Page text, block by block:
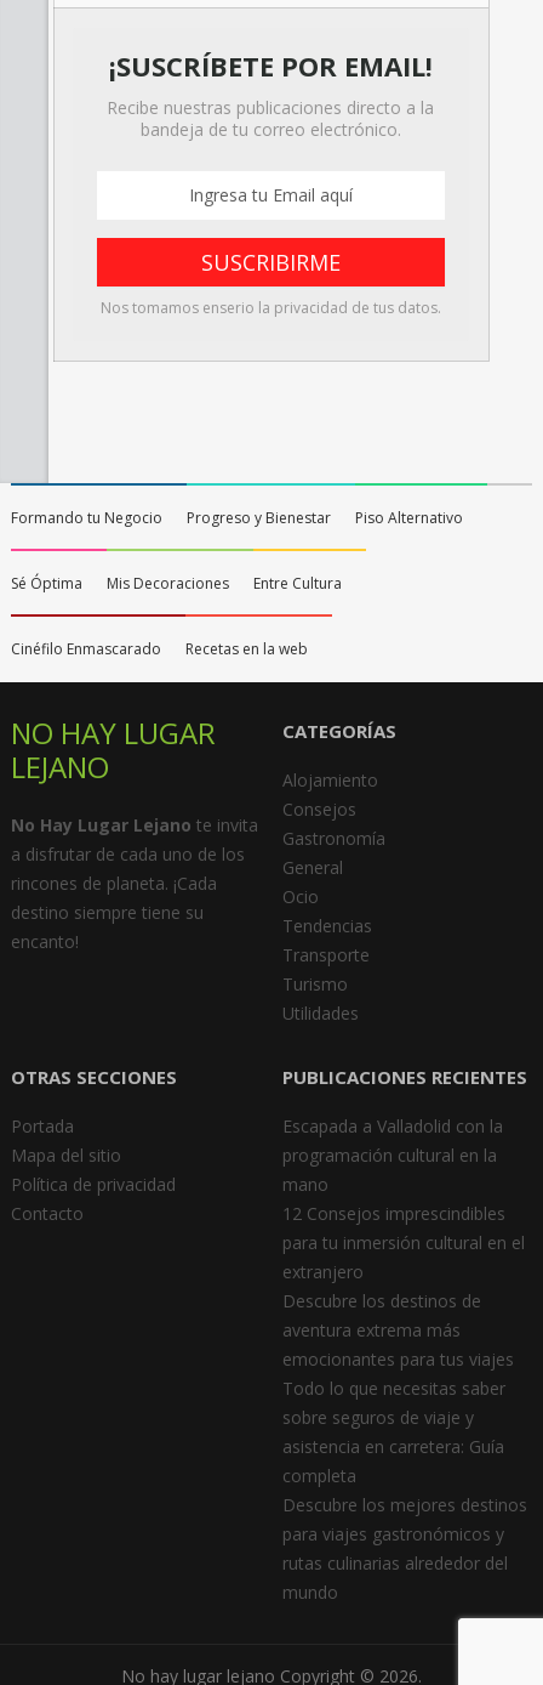
¡SUSCRÍBETE POR EMAIL!
Recibe nuestras publicaciones directo a la
bandeja de tu correo electrónico.
Nos tomamos enserio la privacidad de tus datos.
Formando tu Negocio Progreso y Bienestar Piso Alternativo
Sé Óptima Mis Decoraciones Entre Cultura
Cinéfilo Enmascarado Recetas en la web
NO HAY LUGAR
LEJANO
No Hay Lugar Lejano te invita
a disfrutar de cada uno de los
rincones de planeta. ¡Cada
destino siempre tiene su
encanto!
CATEGORÍAS
Alojamiento
Consejos
Gastronomía
General
Ocio
Tendencias
Transporte
Turismo
Utilidades
OTRAS SECCIONES
Portada
Mapa del sitio
Política de privacidad
Contacto
PUBLICACIONES RECIENTES
Escapada a Valladolid con la
programación cultural en la
mano
12 Consejos imprescindibles
para tu inmersión cultural en el
extranjero
Descubre los destinos de
aventura extrema más
emocionantes para tus viajes
Todo lo que necesitas saber
sobre seguros de viaje y
asistencia en carretera: Guía
completa
Descubre los mejores destinos
para viajes gastronómicos y
rutas culinarias alrededor del
mundo
No hay lugar lejano Copyright © 2026.